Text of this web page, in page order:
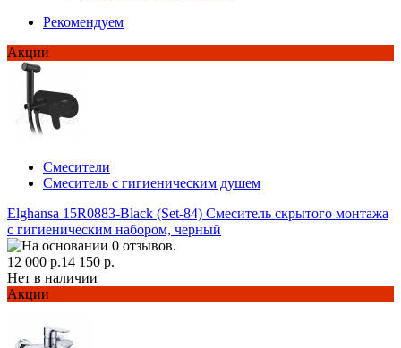
Рекомендуем
Акции
Смесители
Смеситель с гигиеническим душем
Elghansa 15R0883-Black (Set-84) Смеситель скрытого монтажа
с гигиеническим набором, черный
12 000 р.14 150 р.
Нет в наличии
Акции